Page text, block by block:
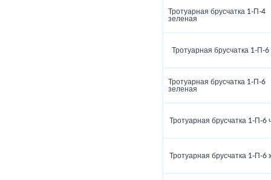
Тротуарная брусчатка 1‑П‑4
зеленая
Тротуарная брусчатка
Тротуарная брусчатка 1‑П‑6
зеленая
Тротуарная брусчатка 1‑П‑6
Тротуарная брусчатка 1‑П‑6